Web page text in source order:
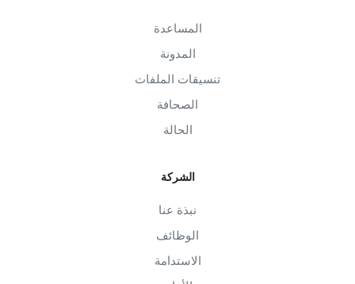
المساعدة
المدونة
تنسيقات الملفات
الصحافة
الحالة
الشركة
نبذة عنا
الوظائف
الاستدامة